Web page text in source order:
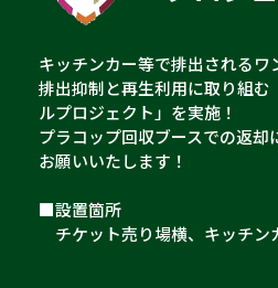
キッチンカー等で排出される
排出抑制と再生利用に取り組む
ルプロジェクト」を実施！
プラコップ回収ブースでの返却
お願いいたします！
■設置箇所
チケット売り場横、キッチン